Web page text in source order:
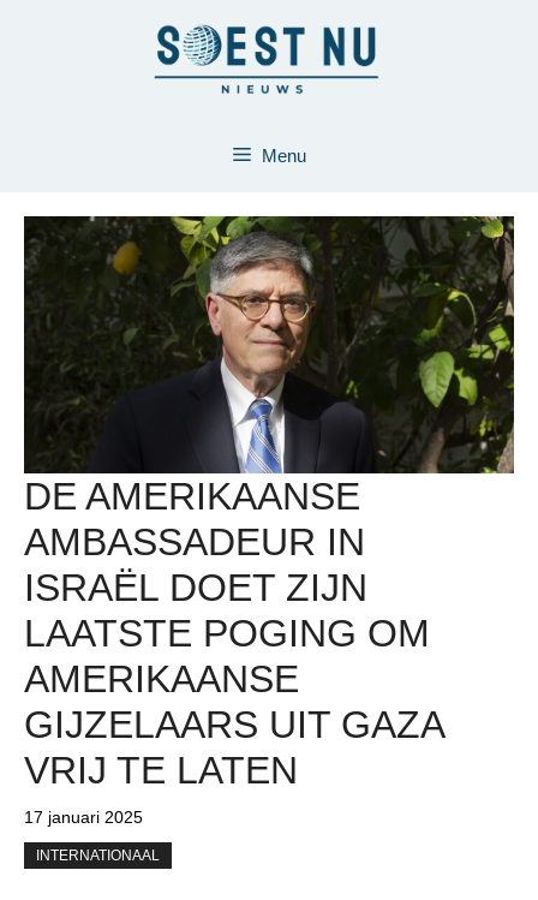
Menu
DE AMERIKAANSE
AMBASSADEUR IN
ISRAËL DOET ZIJN
LAATSTE POGING OM
AMERIKAANSE
GIJZELAARS UIT GAZA
VRIJ TE LATEN
17 januari 2025
INTERNATIONAAL